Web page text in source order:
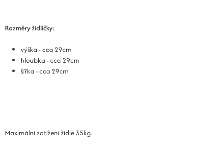
Rozměry židličky:
výška - cca 29cm
hloubka - cca 29cm
šířka - cca 29cm
Maximální zatížení židle 35kg.